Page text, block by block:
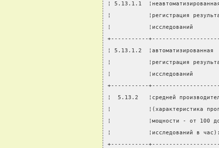
¦ 5.13.1.1
¦           ¦регистрация
¦           ¦исследований
+-----------
¦ 5.13.1.2
¦           ¦регистрация
¦           ¦исследований
+-----------
¦  5.13.2   ¦средней
¦
¦           ¦мощности - от
¦           ¦исследований
+-----------